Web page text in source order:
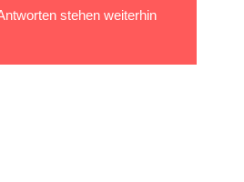
stehen weiterhin